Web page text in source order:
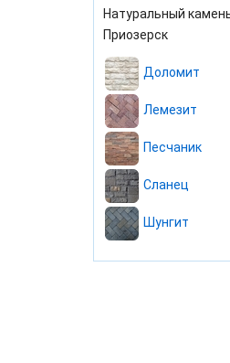
Натуральный
Приозерск
Доломит
Лемезит
Песчаник
Сланец
Шунгит